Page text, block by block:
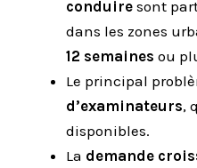
conduire sont
dans les zones
12 semaines ou
Le principal
d’examinateurs,
disponibles.
La demande